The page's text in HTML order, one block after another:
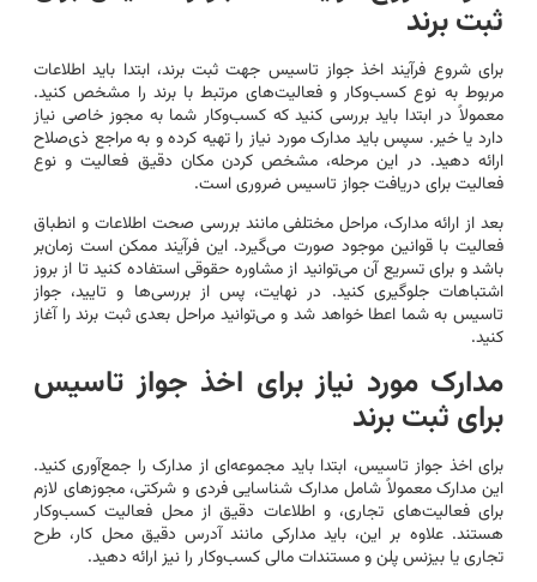
ثبت برند
برای شروع فرآیند اخذ جواز تاسیس جهت ثبت برند، ابتدا باید اطلاعات
مربوط به نوع کسب‌وکار و فعالیت‌های مرتبط با برند را مشخص کنید.
معمولاً در ابتدا باید بررسی کنید که کسب‌وکار شما به مجوز خاصی نیاز
دارد یا خیر. سپس باید مدارک مورد نیاز را تهیه کرده و به مراجع ذی‌صلاح
ارائه دهید. در این مرحله، مشخص کردن مکان دقیق فعالیت و نوع
فعالیت برای دریافت جواز تاسیس ضروری است.
بعد از ارائه مدارک، مراحل مختلفی مانند بررسی صحت اطلاعات و انطباق
فعالیت با قوانین موجود صورت می‌گیرد. این فرآیند ممکن است زمان‌بر
باشد و برای تسریع آن می‌توانید از مشاوره حقوقی استفاده کنید تا از بروز
اشتباهات جلوگیری کنید. در نهایت، پس از بررسی‌ها و تایید، جواز
تاسیس به شما اعطا خواهد شد و می‌توانید مراحل بعدی ثبت برند را آغاز
کنید.
مدارک مورد نیاز برای اخذ جواز تاسیس
برای ثبت برند
برای اخذ جواز تاسیس، ابتدا باید مجموعه‌ای از مدارک را جمع‌آوری کنید.
این مدارک معمولاً شامل مدارک شناسایی فردی و شرکتی، مجوزهای لازم
برای فعالیت‌های تجاری، و اطلاعات دقیق از محل فعالیت کسب‌وکار
هستند. علاوه بر این، باید مدارکی مانند آدرس دقیق محل کار، طرح
تجاری یا بیزنس پلن و مستندات مالی کسب‌وکار را نیز ارائه دهید.